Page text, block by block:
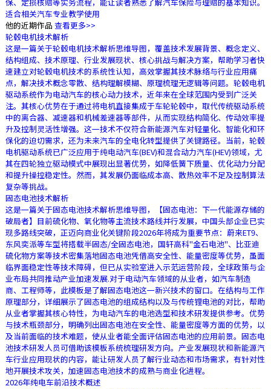
适合相关汽车专业教学使用
他的近期作品 查看更多>>
轮毂电机技术解析
这是一篇关于轮毂电机技术解析思维导图，覆盖技术发展背景、概念定义、
结构组成、技术原理、行业发展现状、核心挑战与解决方案，帮助学习者快
速建立对轮毂电机技术的系统性认知，高效掌握其技术脉络与行业应用痛
点，解决技术概念零散、结构理解模糊、原理梳理无逻辑等问题。轮毂电机
驱动系统作为电动汽车的核心动力技术，近年来在全球范围内受到广泛关
注。其核心优势在于通过将电机直接集成于车轮轮毂中，取代传统驱动系统
中的离合器、减速器和机械差速器等部件，从而实现结构简化、传动效率提
升及控制灵活性增强。这一技术不仅符合新能源汽车对轻量化、智能化和环
保化的迫切需求，还为未来汽车的全电化转型提供了关键路径。当前，轮毂
电机驱动系统已广泛应用于纯电动汽车(BEV)和混合动力汽车(HEV)领域，尤
其在四轮独立驱动模式中展现出显著优势，如降低簧下质量、优化动力分配
和提升操控稳定性。然而，其发展仍面临成本高、散热效率不足及控制算法
复杂等挑战。
固态电池技术解析
这是一篇关于固态电池技术解析思维导图，【固态电池：下一代能源存储的
破局者】目前硫化物、氧化物等主流技术路线并行发展，中国头部企业已实
现多路线突破，正迈向商业化关键阶段2026年将成为重要节点：蔚来ET9、
东风奕派等车型将搭载半固态/全固态电池，国轩高科"金石电池"、比亚迪
硫化物方案等技术密集落地固态电池凭借高安全性、能量密度等优势，虽面
临界面稳定性等技术障碍，但已从实验室进入示范运营阶段，全球政策与企
业布局共同推动产业加速发展.对于电动汽车领域的从业者，如汽车制造
商、工程师等，此模板是了解固态电池这一新兴技术的窗口。在结构与工作
原理部分，详细展示了固态电池的组成结构以及与传统锂电池的对比，帮助
从业者掌握其核心特性，为电动汽车的电池选型和技术研发提供参考。优势
与技术瓶颈部分，明确列出固态电池在安全性、能量密度等方面的优势，以
及当前面临的技术难题，使从业者能全面评估固态电池的应用前景。固态电
池技术研发人员可借助该模板系统梳理研发方向。产业发展现状和新能源汽
车行业应用现状的内容，能让研发人员了解行业动态和市场需求，有针对性
地开展技术攻关，加速固态电池技术的成熟与商业化进程。
2026年纯电车前沿技术概述